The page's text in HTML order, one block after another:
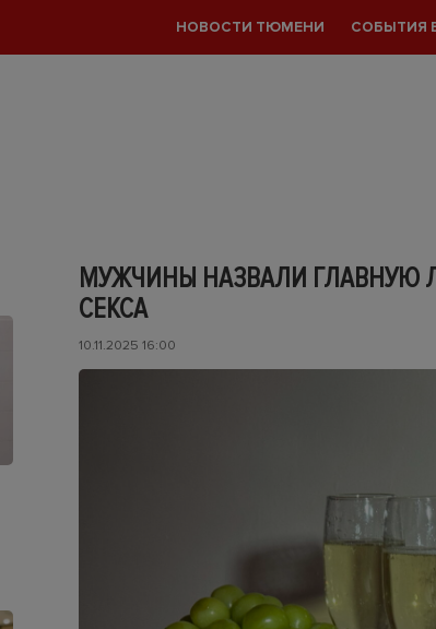
НОВОСТИ ТЮМЕНИ СОБЫТИЯ
МУЖЧИНЫ НАЗВАЛИ ГЛАВНУЮ
СЕКСА
10.11.2025 16:00